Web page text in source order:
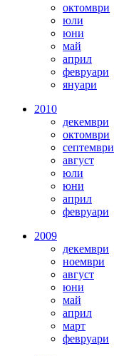
октомври
юли
юни
май
април
февруари
януари
2010
декември
октомври
септември
август
юли
юни
април
февруари
2009
декември
ноември
август
юни
май
април
март
февруари